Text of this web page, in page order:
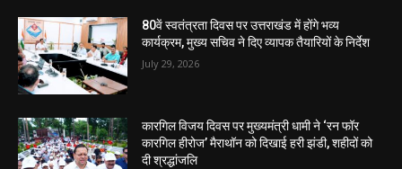
80वें स्वतंत्रता दिवस पर उत्तराखंड में होंगे भव्य
कार्यक्रम, मुख्य सचिव ने दिए व्यापक तैयारियों के निर्देश
July 29, 2026
कारगिल विजय दिवस पर मुख्यमंत्री धामी ने ‘रन फॉर
कारगिल हीरोज’ मैराथॉन को दिखाई हरी झंडी, शहीदों को
दी श्रद्धांजलि